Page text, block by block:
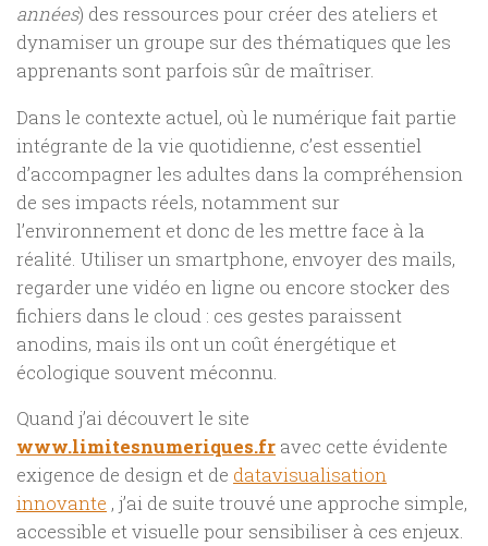
années) des ressources pour créer des ateliers et
dynamiser un groupe sur des thématiques que les
apprenants sont parfois sûr de maîtriser.
Dans le contexte actuel, où le numérique fait partie
intégrante de la vie quotidienne, c’est essentiel
d’accompagner les adultes dans la compréhension
de ses impacts réels, notamment sur
l’environnement et donc de les mettre face à la
réalité. Utiliser un smartphone, envoyer des mails,
regarder une vidéo en ligne ou encore stocker des
fichiers dans le cloud : ces gestes paraissent
anodins, mais ils ont un coût énergétique et
écologique souvent méconnu.
Quand j’ai découvert le site
www.limitesnumeriques.fr avec cette évidente
exigence de design et de datavisualisation
innovante , j’ai de suite trouvé une approche simple,
accessible et visuelle pour sensibiliser à ces enjeux.